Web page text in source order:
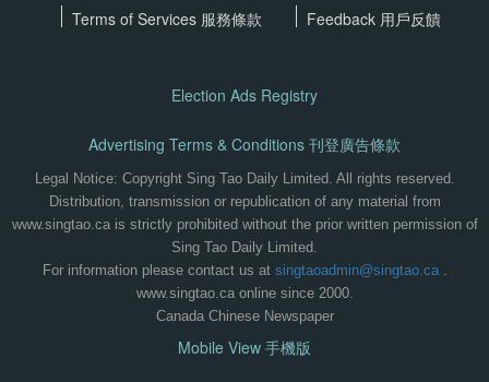
Terms of Services 服務條款 Feedback 用戶反饋
Election Ads Registry
Advertising Terms & Conditions 刊登廣告條款
Legal Notice: Copyright Sing Tao Daily Limited. All rights reserved.
Distribution, transmission or republication of any material from
www.singtao.ca is strictly prohibited without the prior written permission of
Sing Tao Daily Limited.
For information please contact us at singtaoadmin@singtao.ca.
www.singtao.ca online since 2000.
Canada Chinese Newspaper
Mobile View 手機版